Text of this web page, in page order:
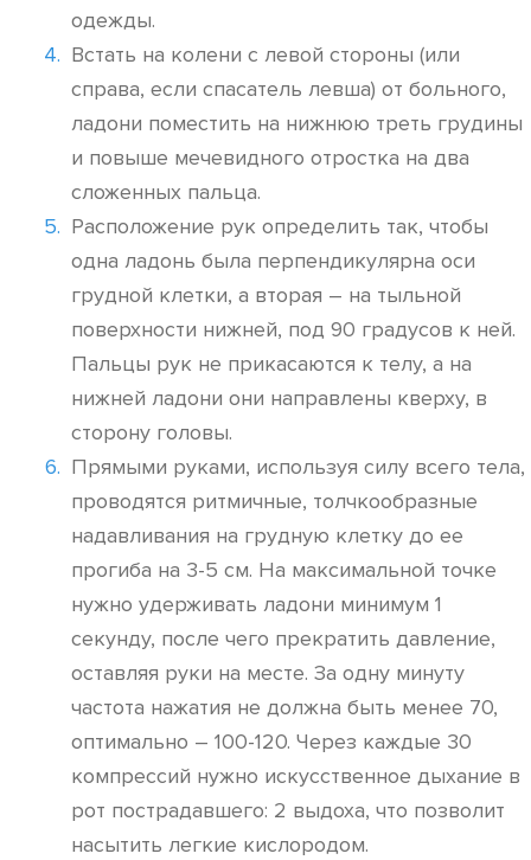
одежды.
Встать на колени с левой стороны (или
справа, если спасатель левша) от больного,
ладони поместить на нижнюю треть грудины
и повыше мечевидного отростка на два
сложенных пальца.
Расположение рук определить так, чтобы
одна ладонь была перпендикулярна оси
грудной клетки, а вторая – на тыльной
поверхности нижней, под 90 градусов к ней.
Пальцы рук не прикасаются к телу, а на
нижней ладони они направлены кверху, в
сторону головы.
Прямыми руками, используя силу всего тела,
проводятся ритмичные, толчкообразные
надавливания на грудную клетку до ее
прогиба на 3-5 см. На максимальной точке
нужно удерживать ладони минимум 1
секунду, после чего прекратить давление,
оставляя руки на месте. За одну минуту
частота нажатия не должна быть менее 70,
оптимально – 100-120. Через каждые 30
компрессий нужно искусственное дыхание в
рот пострадавшего: 2 выдоха, что позволит
насытить легкие кислородом.